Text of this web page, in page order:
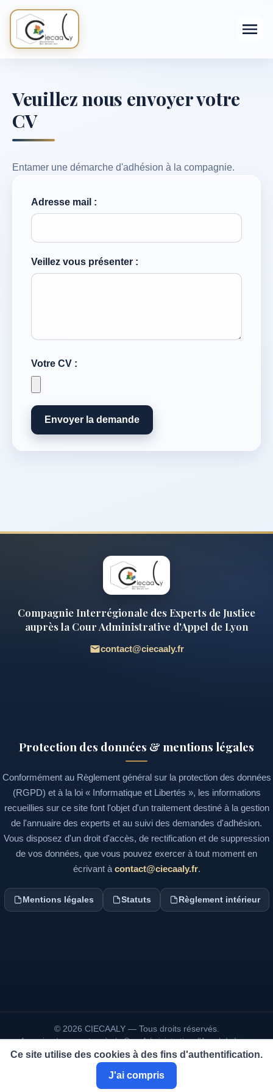
Veuillez nous envoyer votre
CV
Entamer une démarche d'adhésion à la compagnie.
Adresse mail :
Veillez vous présenter :
Votre CV :
Envoyer la demande
Compagnie Interrégionale des Experts de Justice
auprès la Cour Administrative d'Appel de Lyon
contact@ciecaaly.fr
Protection des données & mentions légales
Conformément au Règlement général sur la protection des données
(RGPD) et à la loi « Informatique et Libertés », les informations
recueillies sur ce site font l'objet d'un traitement destiné à la gestion
de l'annuaire des experts et au suivi des demandes d'adhésion.
Vous disposez d'un droit d'accès, de rectification et de suppression
de vos données, que vous pouvez exercer à tout moment en
écrivant à contact@ciecaaly.fr.
Mentions légales Statuts Règlement intérieur
© 2026 CIECAALY — Tous droits réservés.
Annuaire des experts près la Cour Administrative d'Appel de Lyon.
Philippe LAMBERT
Tous droits de propriété intellectuelle réservés à l'auteur.
Ce site utilise des cookies à des fins d'authentification.
J'ai compris